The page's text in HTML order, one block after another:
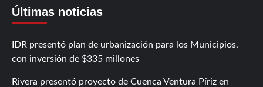
Últimas noticias
IDR presentó plan de urbanización para los Municipios,
con inversión de $335 millones
Rivera presentó proyecto de Cuenca Ventura Píriz en